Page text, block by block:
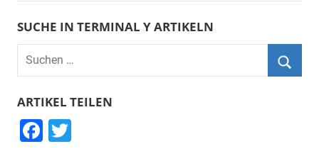
SUCHE IN TERMINAL Y ARTIKELN
Suchen
nach:
ARTIKEL TEILEN
F